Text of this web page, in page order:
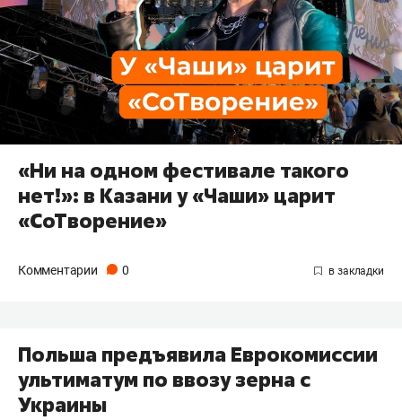
«Ни на одном фестивале такого
нет!»: в Казани у «Чаши» царит
«СоТворение»
Комментарии 0
Польша предъявила Еврокомиссии
ультиматум по ввозу зерна с
Украины